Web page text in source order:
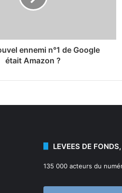
ennemi n°1 de Google
était Amazon ?
LEVEES DE
135 000 acteurs du